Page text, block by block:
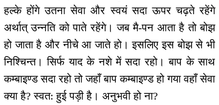
हल्के होंगे उतना सेवा और स्वयं सदा ऊपर चढ़ते रहेंगे
अर्थात् उन्नति को पाते रहेंगे। जब मै-पन आता है तो बोझ
हो जाता है और नीचे आ जाते हो। इसलिए इस बोझ से भी
निश्चिन्त। सिर्फ याद के नशे में सदा रहो। बाप के साथ
कम्बाइण्ड सदा रहो तो जहाँ बाप कम्बाइण्ड हो गया वहाँ सेवा
क्या है? स्वत: हुई पड़ी है। अनुभवी हो ना?